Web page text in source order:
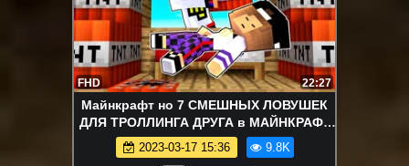
FHD 22:27
Майнкрафт но 7 СМЕШНЫХ ЛОВУШЕК
ДЛЯ ТРОЛЛИНГА ДРУГА в МАЙНКРАФТ
НУБ И ПРО ВИДЕО ТРОЛЛИНГ
MINECRAFT
2023-03-17 15:36 9.8K